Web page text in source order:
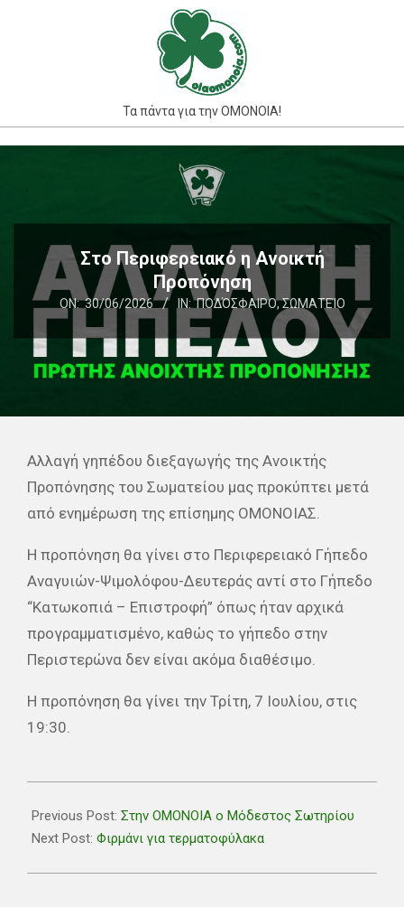
Τα πάντα για την ΟΜΟΝΟΙΑ!
Στο Περιφερειακό η Ανοικτή
Προπόνηση
ON: 30/06/2026 IN: ΠΟΔΌΣΦΑΙΡΟ,ΣΩΜΑΤΕΊΟ
Αλλαγή γηπέδου διεξαγωγής της Ανοικτής
Προπόνησης του Σωματείου μας προκύπτει μετά
από ενημέρωση της επίσημης ΟΜΟΝΟΙΑΣ.
Η προπόνηση θα γίνει στο Περιφερειακό Γήπεδο
Αναγυιών-Ψιμολόφου-Δευτεράς αντί στο Γήπεδο
“Κατωκοπιά – Επιστροφή” όπως ήταν αρχικά
προγραμματισμένο, καθώς το γήπεδο στην
Περιστερώνα δεν είναι ακόμα διαθέσιμο.
Η προπόνηση θα γίνει την Τρίτη, 7 Ιουλίου, στις
19:30.
06-
30
Previous Post: Στην ΟΜΟΝΟΙΑ ο Μόδεστος Σωτηρίου
Next Post: Φιρμάνι για τερματοφύλακα